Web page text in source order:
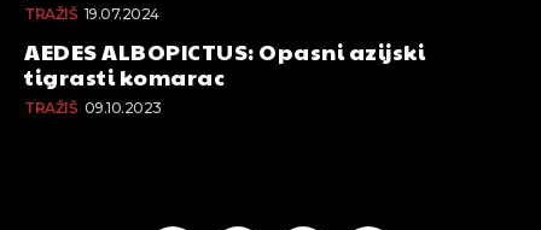
TRAŽIŠ 19.07.2024
AEDES ALBOPICTUS: Opasni azijski
tigrasti komarac
TRAŽIŠ 09.10.2023